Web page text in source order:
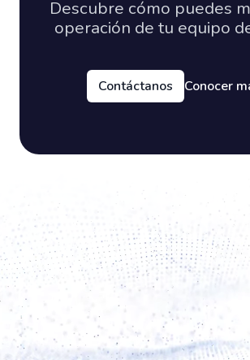
Descubre cómo puedes
operación de tu equipo
Contáctanos Conocer